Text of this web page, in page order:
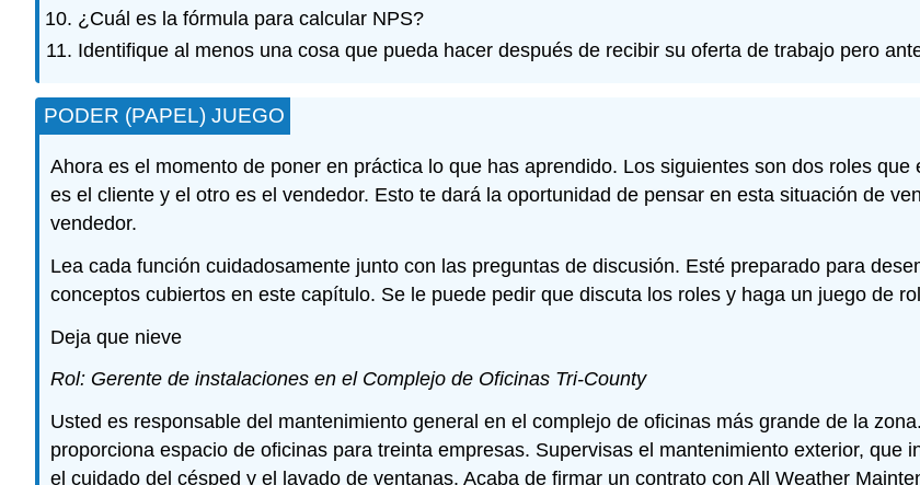
¿Cuál es la fórmula para calcular NPS?
Identifique al menos una cosa que pueda hacer después de recibir su oferta de trabajo pero
PODER (PAPEL) JUEGO
Ahora es el momento de poner en práctica lo que has aprendido. Los siguientes son dos roles
es el cliente y el otro es el vendedor. Esto te dará la oportunidad de pensar en esta situación de
vendedor.
Lea cada función cuidadosamente junto con las preguntas de discusión. Esté preparado para
conceptos cubiertos en este capítulo. Se le puede pedir que discuta los roles y haga un juego de
Deja que nieve
Rol: Gerente de instalaciones en el Complejo de Oficinas Tri-County
Usted es responsable del mantenimiento general en el complejo de oficinas más grande de la
proporciona espacio de oficinas para treinta empresas. Supervisas el mantenimiento exterior, que
el cuidado del césped y el lavado de ventanas. Acaba de firmar un contrato con All Weather